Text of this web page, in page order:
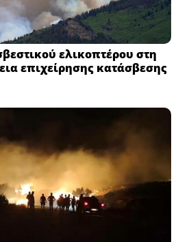
ελικοπτέρου στη
επιχείρησης κατάσβεσης